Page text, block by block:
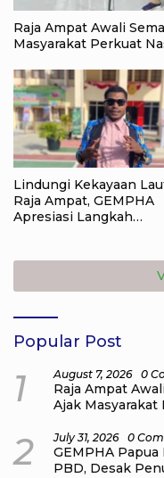
Raja Ampat Awali
Masyarakat Perkuat
Lindungi Kekayaan
Raja Ampat, GEMPHA
Apresiasi Langkah
Popular Post
1 August 7, 2026 0
Raja Ampat
Ajak
2 July 31, 2026 0
GEMPHA
PBD, Desak